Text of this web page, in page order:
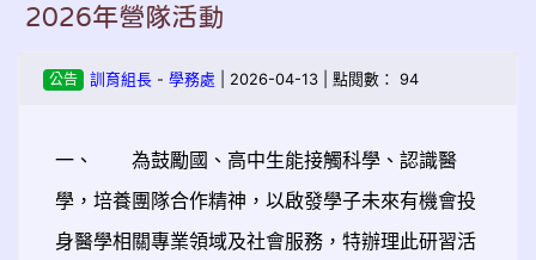
2026年營隊活動
公告 訓育組長- 學務處 | 2026-04-13 | 點閱數： 94
一、
為鼓勵國、高中生能接觸科學、認識醫
學，培養團隊合作精神，以啟發學子未來有機會投
身醫學相關專業領域及社會服務，特辦理此研習活